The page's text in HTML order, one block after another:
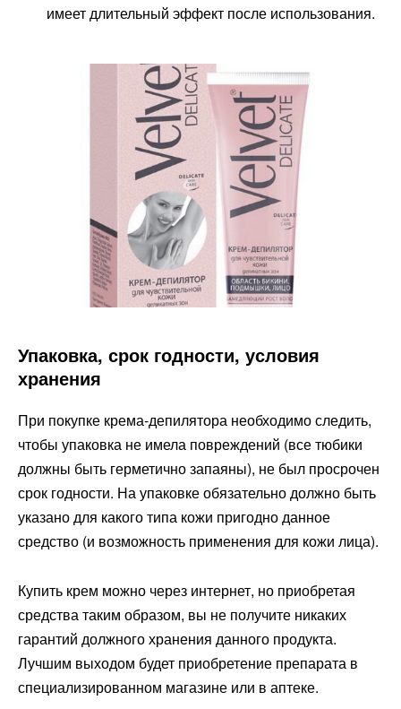
имеет длительный эффект после использования.
Упаковка, срок годности, условия
хранения
При покупке крема-депилятора необходимо следить,
чтобы упаковка не имела повреждений (все тюбики
должны быть герметично запаяны), не был просрочен
срок годности. На упаковке обязательно должно быть
указано для какого типа кожи пригодно данное
средство (и возможность применения для кожи лица).
Купить крем можно через интернет, но приобретая
средства таким образом, вы не получите никаких
гарантий должного хранения данного продукта.
Лучшим выходом будет приобретение препарата в
специализированном магазине или в аптеке.